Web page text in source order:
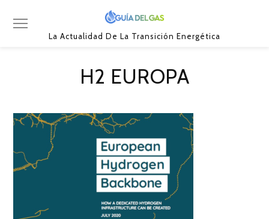
La Actualidad De La Transición Energética
H2 EUROPA